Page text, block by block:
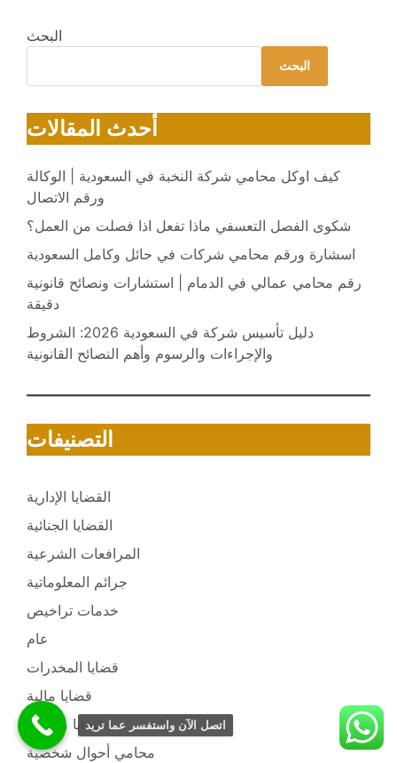
البحث
البحث
أحدث المقالات
كيف اوكل محامي شركة النخبة في السعودية | الوكالة
ورقم الاتصال
شكوى الفصل التعسفي ماذا تفعل اذا فصلت من العمل؟
اسشارة ورقم محامي شركات في حائل وكامل السعودية
رقم محامي عمالي في الدمام | استشارات ونصائح قانونية
دقيقة
دليل تأسيس شركة في السعودية 2026: الشروط
والإجراءات والرسوم وأهم النصائح القانونية
التصنيفات
القضايا الإدارية
القضايا الجنائية
المرافعات الشرعية
جرائم المعلوماتية
خدمات تراخيص
عام
قضايا المخدرات
قضايا مالية
قضايا مرورية
محامي أحوال شخصية
اتصل الآن واستفسر عما تريد